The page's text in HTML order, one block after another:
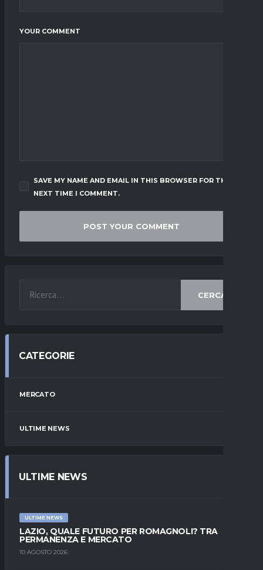
YOUR COMMENT
SAVE MY NAME AND EMAIL IN THIS BROWSER FOR THE
NEXT TIME I COMMENT.
CERCA
CATEGORIE
MERCATO
ULTIME NEWS
ULTIME NEWS
ULTIME NEWS
LAZIO, QUALE FUTURO PER ROMAGNOLI? TRA
PERMANENZA E MERCATO
10 AGOSTO 2026